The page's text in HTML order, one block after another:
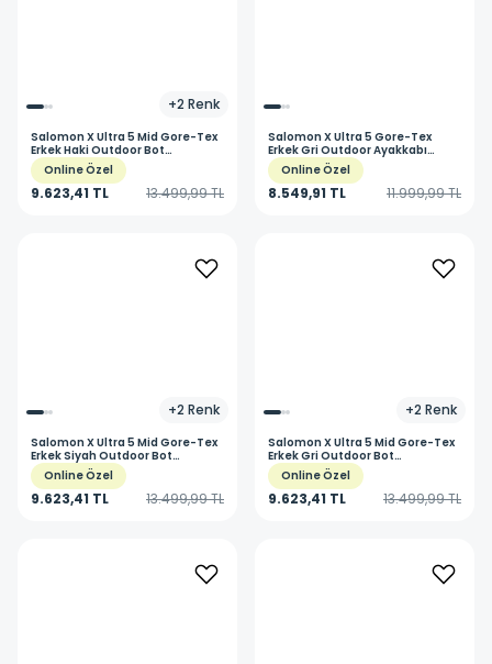
+2 Renk
SalomonX Ultra 5 Mid Gore-Tex
Erkek Haki Outdoor Bot
L47754300
Online Özel
9.623,41 TL 13.499,99 TL
SalomonX Ultra 5 Gore-Tex
Erkek Gri Outdoor Ayakkabı
L47797800
Online Özel
8.549,91 TL 11.999,99 TL
+2 Renk
SalomonX Ultra 5 Mid Gore-Tex
Erkek Siyah Outdoor Bot
L47754200
Online Özel
9.623,41 TL 13.499,99 TL
+2 Renk
SalomonX Ultra 5 Mid Gore-Tex
Erkek Gri Outdoor Bot
L47754100
Online Özel
9.623,41 TL 13.499,99 TL